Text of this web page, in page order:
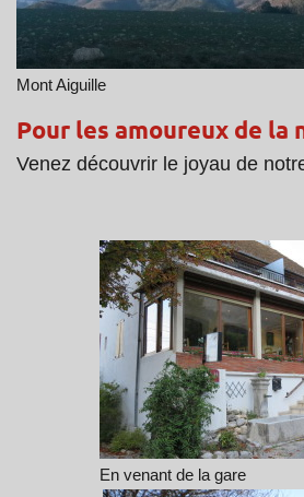
Mont Aiguille
Pour les amoureux de la
Venez découvrir le joyau de
En venant de la gare